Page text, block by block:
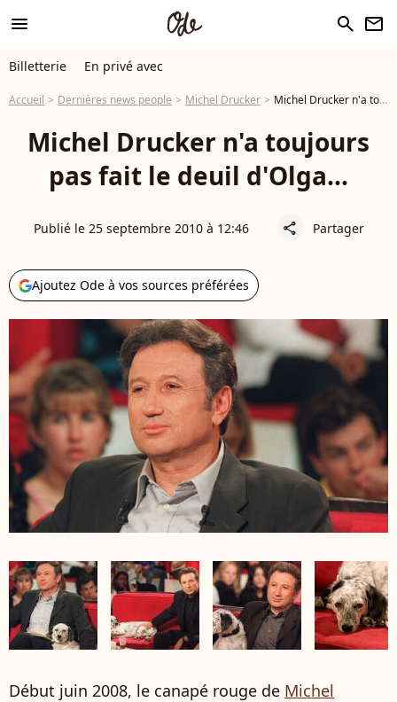
menu search newsletter
Billetterie En privé avec
Accueil Dernières news people Michel Drucker Michel Drucker n'a toujours pas fait le deuil d'Olga...
Michel Drucker n'a toujours
pas fait le deuil d'Olga...
Publié le 25 septembre 2010 à 12:46 share Partager
Ajoutez Ode à vos sources préférées
Début juin 2008, le canapé rouge de Michel